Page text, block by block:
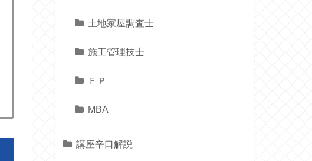
土地家屋調査士
施工管理技士
ＦＰ
MBA
講座辛口解説